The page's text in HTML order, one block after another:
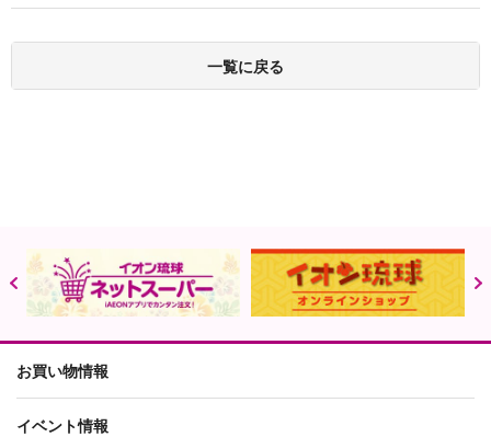
一覧に戻る
お買い物情報
イベント情報